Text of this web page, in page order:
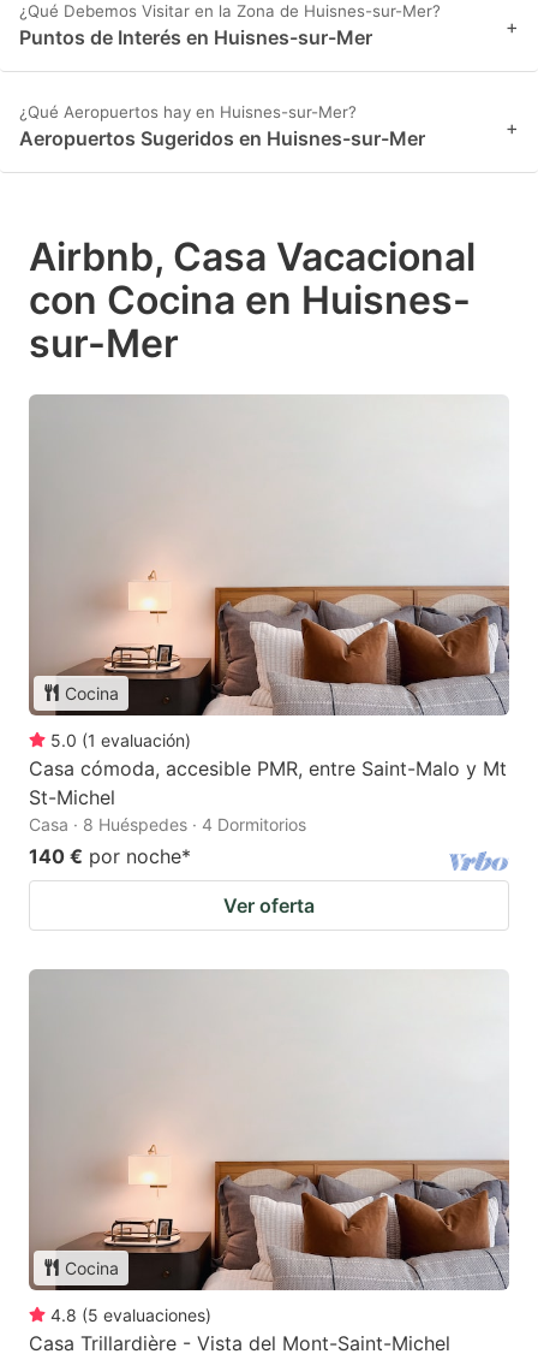
¿Qué Debemos Visitar en la Zona de Huisnes-sur-Mer?
Puntos de Interés en Huisnes-sur-Mer +
¿Qué Aeropuertos hay en Huisnes-sur-Mer?
Aeropuertos Sugeridos en Huisnes-sur-Mer +
Airbnb, Casa Vacacional
con Cocina en Huisnes-
sur-Mer
Cocina
5.0 (1 evaluación)
Casa cómoda, accesible PMR, entre Saint-Malo y Mt
St-Michel
Casa · 8 Huéspedes · 4 Dormitorios
140 € por noche*
Ver oferta
Cocina
4.8 (5 evaluaciones)
Casa Trillardière - Vista del Mont-Saint-Michel